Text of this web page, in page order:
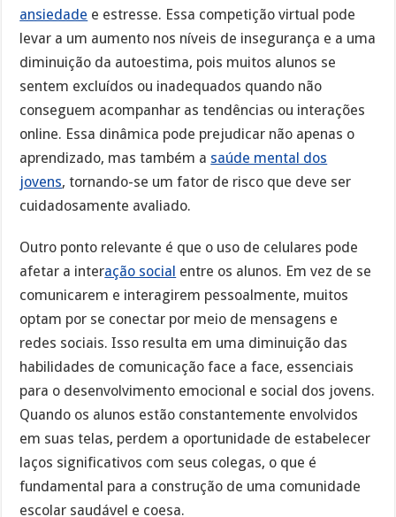
ansiedade e estresse. Essa competição virtual pode
levar a um aumento nos níveis de insegurança e a uma
diminuição da autoestima, pois muitos alunos se
sentem excluídos ou inadequados quando não
conseguem acompanhar as tendências ou interações
online. Essa dinâmica pode prejudicar não apenas o
aprendizado, mas também a saúde mental dos
jovens, tornando-se um fator de risco que deve ser
cuidadosamente avaliado.
Outro ponto relevante é que o uso de celulares pode
afetar a interação social entre os alunos. Em vez de se
comunicarem e interagirem pessoalmente, muitos
optam por se conectar por meio de mensagens e
redes sociais. Isso resulta em uma diminuição das
habilidades de comunicação face a face, essenciais
para o desenvolvimento emocional e social dos jovens.
Quando os alunos estão constantemente envolvidos
em suas telas, perdem a oportunidade de estabelecer
laços significativos com seus colegas, o que é
fundamental para a construção de uma comunidade
escolar saudável e coesa.